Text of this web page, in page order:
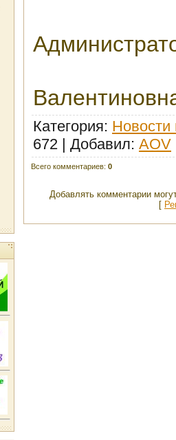
Категория: Новости
672 | Добавил: AOV
Всего комментариев: 0
Добавлять комментарии
[